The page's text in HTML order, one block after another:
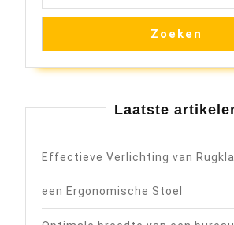
Zoeken
Laatste
Effectieve Verlichting van
een Ergonomische Stoel